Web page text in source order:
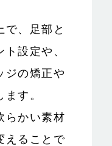
で、足部と
設定や、
ジの矯正や
す。
らかい素材
えることで